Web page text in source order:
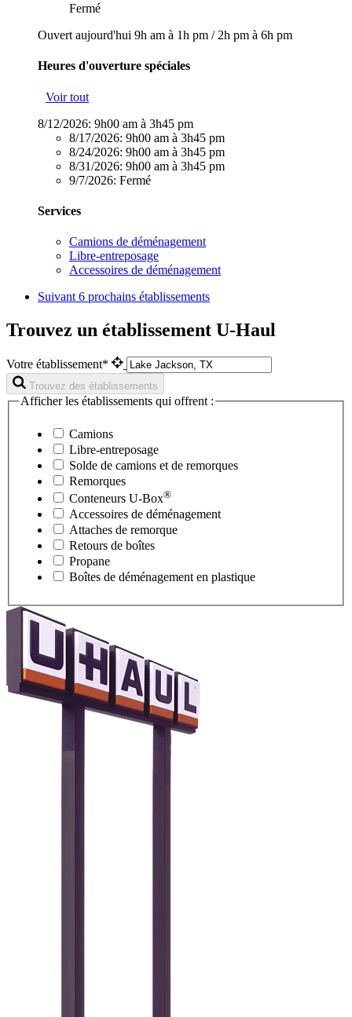
Fermé
Ouvert aujourd'hui 9h am à 1h pm / 2h pm à 6h pm
Heures d'ouverture spéciales
Voir tout
8/12/2026: 9h00 am à 3h45 pm
8/17/2026: 9h00 am à 3h45 pm
8/24/2026: 9h00 am à 3h45 pm
8/31/2026: 9h00 am à 3h45 pm
9/7/2026: Fermé
Services
Camions de déménagement
Libre-entreposage
Accessoires de déménagement
Suivant 6 prochains établissements
Trouvez un établissement U-Haul
Votre établissement*
Trouvez des établissements
Afficher les établissements qui offrent :
Camions
Libre-entreposage
Solde de camions et de remorques
Remorques
Conteneurs U-Box®
Accessoires de déménagement
Attaches de remorque
Retours de boîtes
Propane
Boîtes de déménagement en plastique